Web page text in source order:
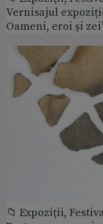
Vernisajul
Oameni, eroi și
📁 Expoziţii,